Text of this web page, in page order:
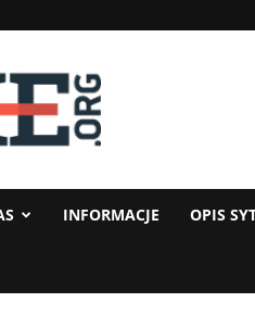
INFORMACJE OPIS